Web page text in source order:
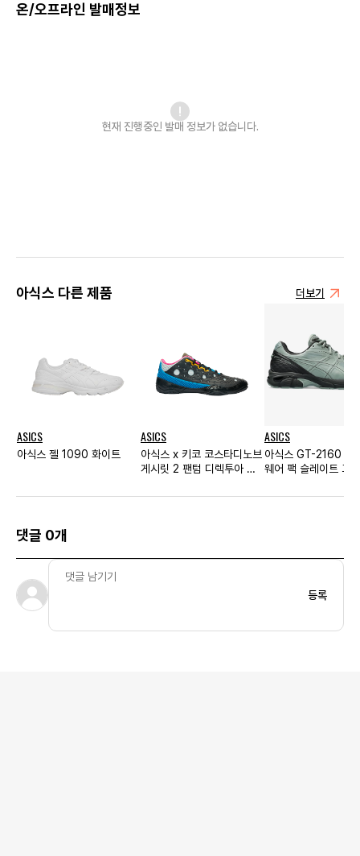
온/오프라인 발매정보
현재 진행중인 발매 정보가 없습니다.
아식스 다른 제품 더보기
ASICS
아식스 젤 1090 화이트
ASICS
아식스 x 키코 코스타디노브
게시릿 2 팬텀 디렉투아 블
ASICS
아식스 GT-2160
웨어 팩 슬레이트 그
댓글 0개
등록